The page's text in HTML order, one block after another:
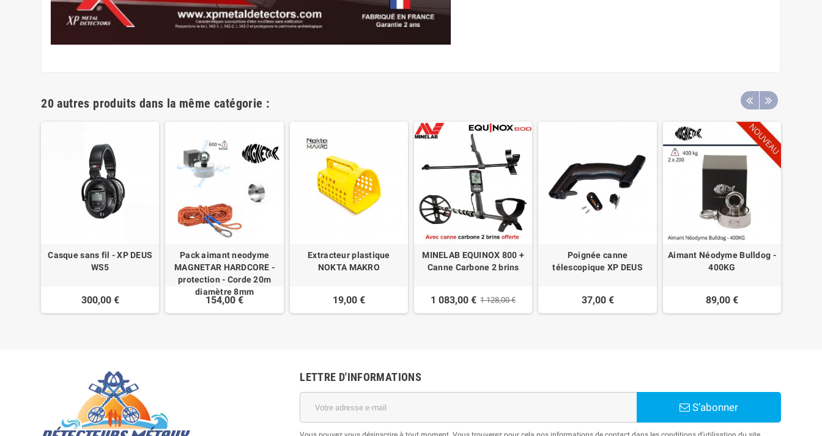
20 autres produits dans la même catégorie :
Casque sans fil - XP DEUS
WS5
300,00 €
Pack aimant neodyme
MAGNETAR HARDCORE -
protection - Corde 20m
diamètre 8mm
154,00 €
Extracteur plastique
NOKTA MAKRO
19,00 €
MINELAB EQUINOX 800 +
Canne Carbone 2 brins
1 083,00 € 1 128,00 €
Poignée canne
télescopique XP DEUS
37,00 €
Aimant Néodyme Bulldog -
400KG
89,00 €
LETTRE D'INFORMATIONS
S’abonner